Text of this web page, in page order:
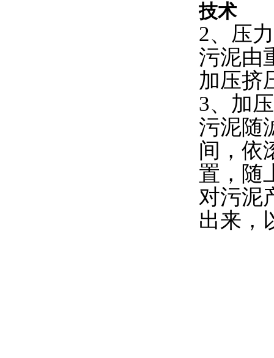
技术
2、压
污泥由
加压挤
3、加
污泥随
间，依
置，随
对污泥
出来，